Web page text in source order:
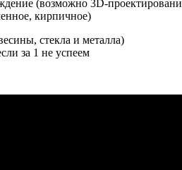
(возможно 3D-
кирпичное)
стекла и металла)
за 1 не успеем